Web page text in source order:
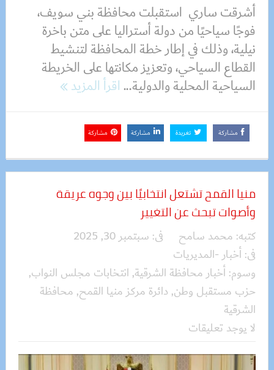
أشرقت ساري استقبلت محافظة بني سويف،
فوجًا سياحيًا من دولة أستراليا على متن باخرة
نيلية، وذلك في إطار خطة المحافظة لتنشيط
القطاع السياحي، وتعزيز مكانتها على الخريطة
السياحية المحلية والدولية...اقرأ المزيد
مشاركة تغريدة مشاركة مشاركة
منيا القمح تشتعل انتخابيًا بين وجوه عريقة
وأصوات تبحث عن التغيير
كتبه: محمد سامح فى: سبتمبر 30, 2025
فى:أخبار -المديريات
وسوم:أخبار محافظة الشرقية, انتخابات مجلس النواب,
حزب مستقبل وطن, دائرة مركز منيا القمح, محافظة
الشرقية
لا يوجد تعليقات